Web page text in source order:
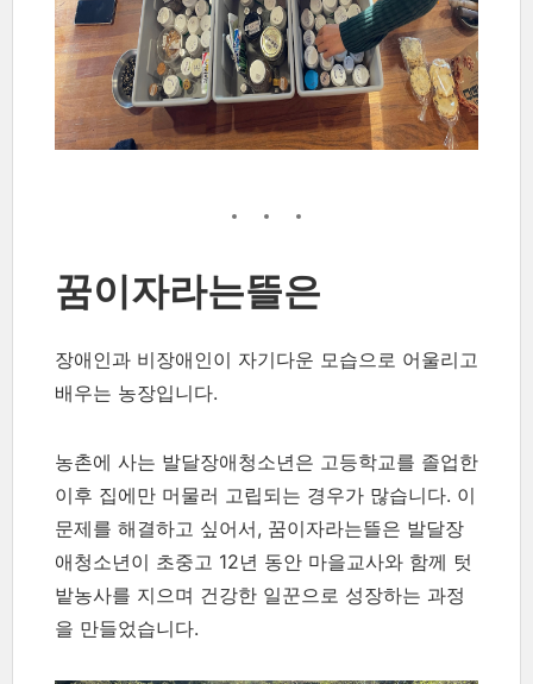
꿈이자라는뜰은
장애인과 비장애인이 자기다운 모습으로 어울리고
배우는 농장입니다.
농촌에 사는 발달장애청소년은 고등학교를 졸업한
이후 집에만 머물러 고립되는 경우가 많습니다. 이
문제를 해결하고 싶어서, 꿈이자라는뜰은 발달장
애청소년이 초중고 12년 동안 마을교사와 함께 텃
밭농사를 지으며 건강한 일꾼으로 성장하는 과정
을 만들었습니다.